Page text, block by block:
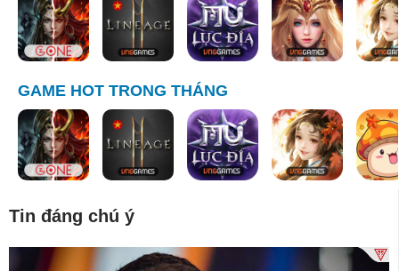
GAME HOT TRONG THÁNG
Tin đáng chú ý